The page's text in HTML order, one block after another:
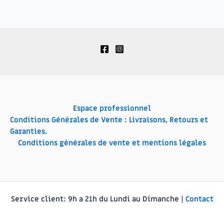
Espace professionnel
Conditions Générales de Vente : Livraisons, Retours et
Garanties.
Conditions générales de vente et mentions légales
Service client: 9h a 21h du Lundi au Dimanche | Contact